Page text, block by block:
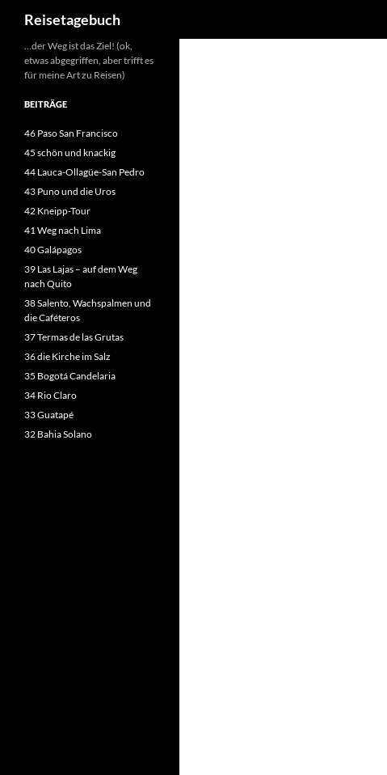
Zum
Inhalt
Reisetagebuch
…der Weg ist das Ziel! (ok,
etwas abgegriffen, aber trifft es
für meine Art zu Reisen)
BEITRÄGE
46 Paso San Francisco
45 schön und knackig
44 Lauca-Ollagüe-San Pedro
43 Puno und die Uros
42 Kneipp-Tour
41 Weg nach Lima
40 Galápagos
39 Las Lajas – auf dem Weg
nach Quito
38 Salento, Wachspalmen und
die Caféteros
37 Termas de las Grutas
36 die Kirche im Salz
35 Bogotá Candelaria
34 Rio Claro
33 Guatapé
32 Bahia Solano